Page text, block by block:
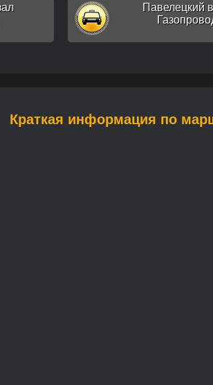
Павелецкий
Краткая информация по